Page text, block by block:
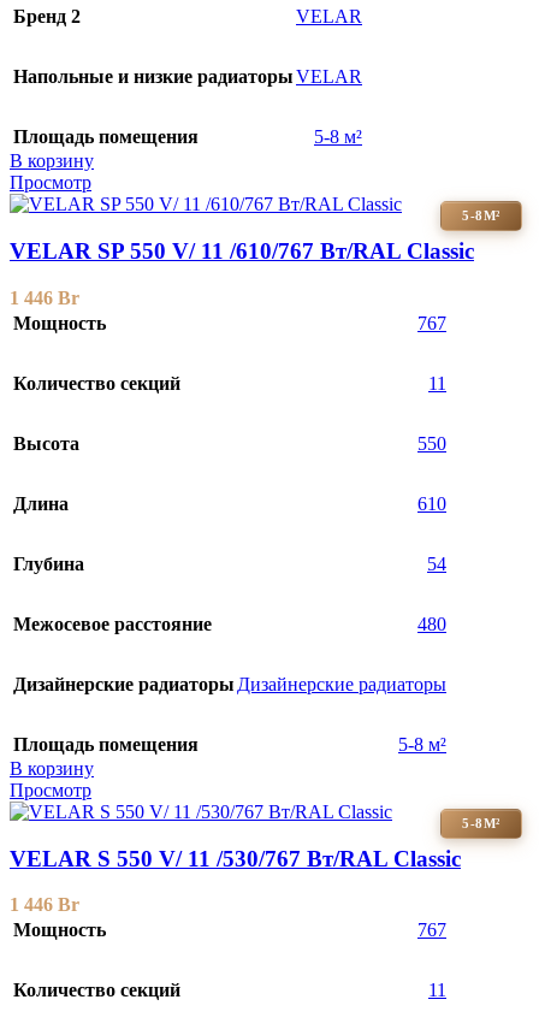
Бренд 2 VELAR
Напольные и низкие радиаторыVELAR
Площадь помещения
5-8 м²
В корзину
Просмотр
5-8М²
VELAR SP 550 V/ 11 /610/767 Вт/RAL Classic
1 446 Br
Мощность
767
Количество секций 11
Высота 550
Длина 610
Глубина 54
Межосевое расстояние 480
Дизайнерские радиаторы Дизайнерские радиаторы
Площадь помещения
5-8 м²
В корзину
Просмотр
5-8М²
VELAR S 550 V/ 11 /530/767 Вт/RAL Classic
1 446 Br
Мощность
767
Количество секций 11